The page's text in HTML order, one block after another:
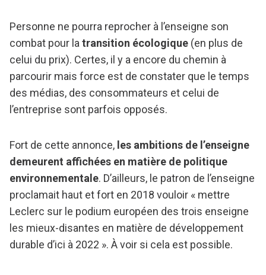
Personne ne pourra reprocher à l’enseigne son
combat pour la transition écologique (en plus de
celui du prix). Certes, il y a encore du chemin à
parcourir mais force est de constater que le temps
des médias, des consommateurs et celui de
l’entreprise sont parfois opposés.
Fort de cette annonce, les ambitions de l’enseigne
demeurent affichées en matière de politique
environnementale. D’ailleurs, le patron de l’enseigne
proclamait haut et fort en 2018 vouloir « mettre
Leclerc sur le podium européen des trois enseigne
les mieux-disantes en matière de développement
durable d’ici à 2022 ». À voir si cela est possible.